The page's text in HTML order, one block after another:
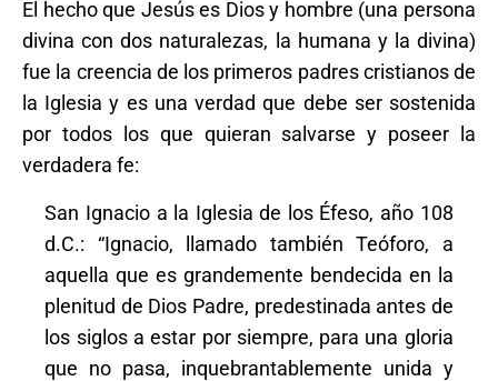
El hecho que Jesús es Dios y hombre (una persona
divina con dos naturalezas, la humana y la divina)
fue la creencia de los primeros padres cristianos de
la Iglesia y es una verdad que debe ser sostenida
por todos los que quieran salvarse y poseer la
verdadera fe:
San Ignacio a la Iglesia de los Éfeso, año 108
d.C.: “Ignacio, llamado también Teóforo, a
aquella que es grandemente bendecida en la
plenitud de Dios Padre, predestinada antes de
los siglos a estar por siempre, para una gloria
que no pasa, inquebrantablemente unida y